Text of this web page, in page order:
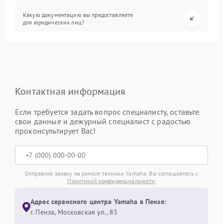
Какую документацию вы предоставляете
для юридических лиц?
Контактная информация
Если требуется задать вопрос специалисту, оставьте
свои данные и дежурный специалист с радостью
проконсультирует Вас!
Отправляя заявку на ремонт техники Yamaha, Вы соглашаетесь с
Политикой конфиденциальности
Адрес сервисного центра Yamaha в Пензе:
г. Пенза, Московская ул., 83